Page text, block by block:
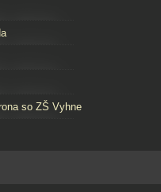
so ZŠ Vyhne